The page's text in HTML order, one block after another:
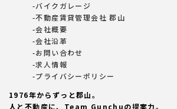
バイクガレージ
不動産賃貸管理会社 郡山
会社概要
会社沿革
お問い合わせ
求人情報
プライバシーポリシー
1976年からずっと郡山。
人と不動産に、Team Gunchuの提案力。